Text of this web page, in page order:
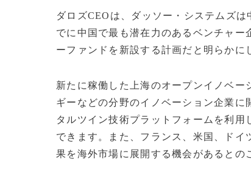
ダロズCEOは、ダッソー・システムズ
でに中国で最も潜在力のあるベンチャー
ーファンドを新設する計画だと明らかに
新たに稼働した上海のオープンイノベ
ギーなどの分野のイノベーション企業
タルツイン技術プラットフォームを利
できます。また、フランス、米国、ド
果を海外市場に展開する機会があるとの